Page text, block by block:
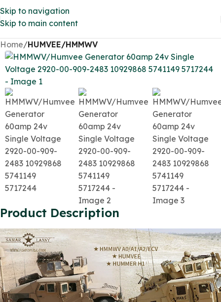
Skip to navigation
Skip to main content
Home HUMVEE/HMMWV
Product Description